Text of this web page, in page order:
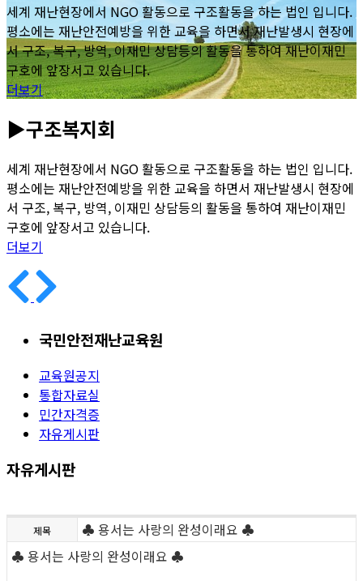
세계 재난현장에서 NGO 활동으로 구조활동을 하는 법인 입니다.
평소에는 재난안전예방을 위한 교육을 하면서 재난발생시 현장에
서 구조, 복구, 방역, 이재민 상담등의 활동을 통하여 재난이재민
구호에 앞장서고 있습니다.
더보기
▶구조복지회
세계 재난현장에서 NGO 활동으로 구조활동을 하는 법인 입니다.
평소에는 재난안전예방을 위한 교육을 하면서 재난발생시 현장에
서 구조, 복구, 방역, 이재민 상담등의 활동을 통하여 재난이재민
구호에 앞장서고 있습니다.
더보기
국민안전재난교육원
교육원공지
통합자료실
민간자격증
자유게시판
자유게시판
제목
♣ 용서는 사랑의 완성이래요 ♣
♣ 용서는 사랑의 완성이래요 ♣